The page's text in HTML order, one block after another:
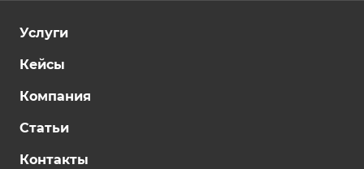
Услуги
Кейсы
Компания
Статьи
Контакты